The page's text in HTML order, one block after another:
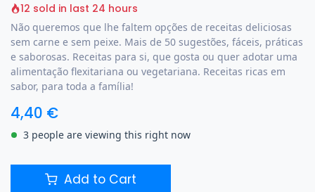
12 sold in last 24 hours
Não queremos que lhe faltem opções de receitas deliciosas
sem carne e sem peixe. Mais de 50 sugestões, fáceis, práticas
e saborosas. Receitas para si, que gosta ou quer adotar uma
alimentação flexitariana ou vegetariana. Receitas ricas em
sabor, para toda a família!
4,40 €
3 people are viewing this right now
Add to Cart